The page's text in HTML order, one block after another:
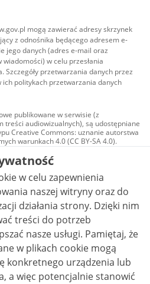
mogą zawierać adresy skrzynek
z odnośnika będącego adresem e-
jego danych (adres e-mail oraz
w celu przesłania
Szczegóły przetwarzania danych przez
ich politykach przetwarzania danych
publikowane w serwisie (z
treści audiowizualnych), są udostępniane
Creative Commons: uznanie autorstwa
warunkach 4.0 (CC BY-SA 4.0).
w tym zdjęcia, materiały
są udostępniane na licencji typu
uznanie autorstwa użycie
- bez utworów zależnych 4.0 (CC BY-
ile nie jest to stwierdzone inaczej.
w celu zapewnienia
naszej witryny oraz do
strony. Dzięki nim
treści do potrzeb
usługi. Pamiętaj, że
w plikach cookie mogą
konkretnego urządzenia lub
a więc potencjalnie stanowić